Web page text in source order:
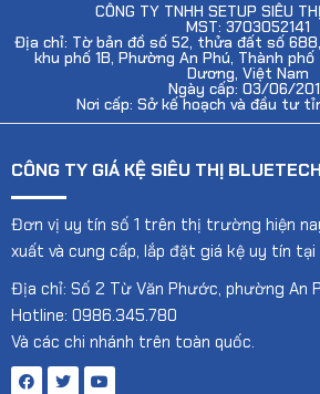
CÔNG TY TNHH SETUP SIÊU
MST: 3703052141
Địa chỉ: Tờ bản đồ số 52, thửa đất số
khu phố 1B, Phường An Phú, Thành
Dương, Việt Nam
Ngày cấp: 03/06/
Nơi cấp: Sở kế hoạch và đầu tư
CÔNG TY GIÁ KỆ SIÊU THỊ BLUETECH
Đơn vị uy tín số 1 trên thị trường hiện
xuất và cung cấp, lắp đặt giá kệ uy tín tại
Địa chỉ: Số 2 Từ Văn Phước, phường An
Hotline: 0986.345.780
Và các chi nhánh trên toàn quốc.